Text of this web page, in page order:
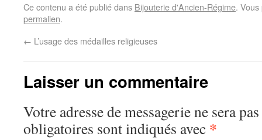
Ce contenu a été publié dans Bijouterie d'Ancien-Régime.
permalien.
← L’usage des médailles religieuses
Laisser un commentaire
Votre adresse de messagerie ne sera
obligatoires sont indiqués avec *